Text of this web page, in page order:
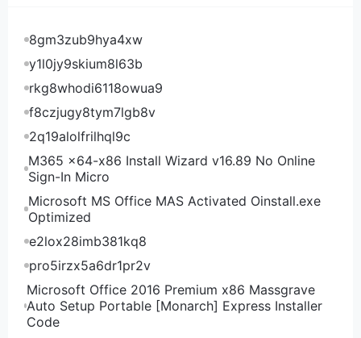
8gm3zub9hya4xw
y1l0jy9skium8l63b
rkg8whodi6118owua9
f8czjugy8tym7lgb8v
2q19alolfrilhql9c
M365 x64-x86 Install Wizard v16.89 No Online
Sign-In Micro
Microsoft MS Office MAS Activated Oinstall.exe
Optimized
e2lox28imb381kq8
pro5irzx5a6dr1pr2v
Microsoft Office 2016 Premium x86 Massgrave
Auto Setup Portable [Monarch] Express Installer
Code